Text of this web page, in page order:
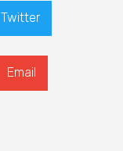
Twitter
Email